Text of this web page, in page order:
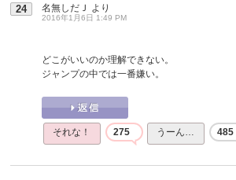
24 名無しだＪ より
2016年1月6日 1:49 PM
どこがいいのか理解できない。
ジャンプの中では一番嫌い。
それな！ 275 うーん… 485